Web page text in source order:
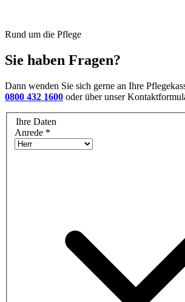
Rund um die Pflege
Sie haben Fragen?
Dann wenden Sie sich gerne an Ihre
0800 432 1600 oder über unser
Ihre Daten
Anrede *